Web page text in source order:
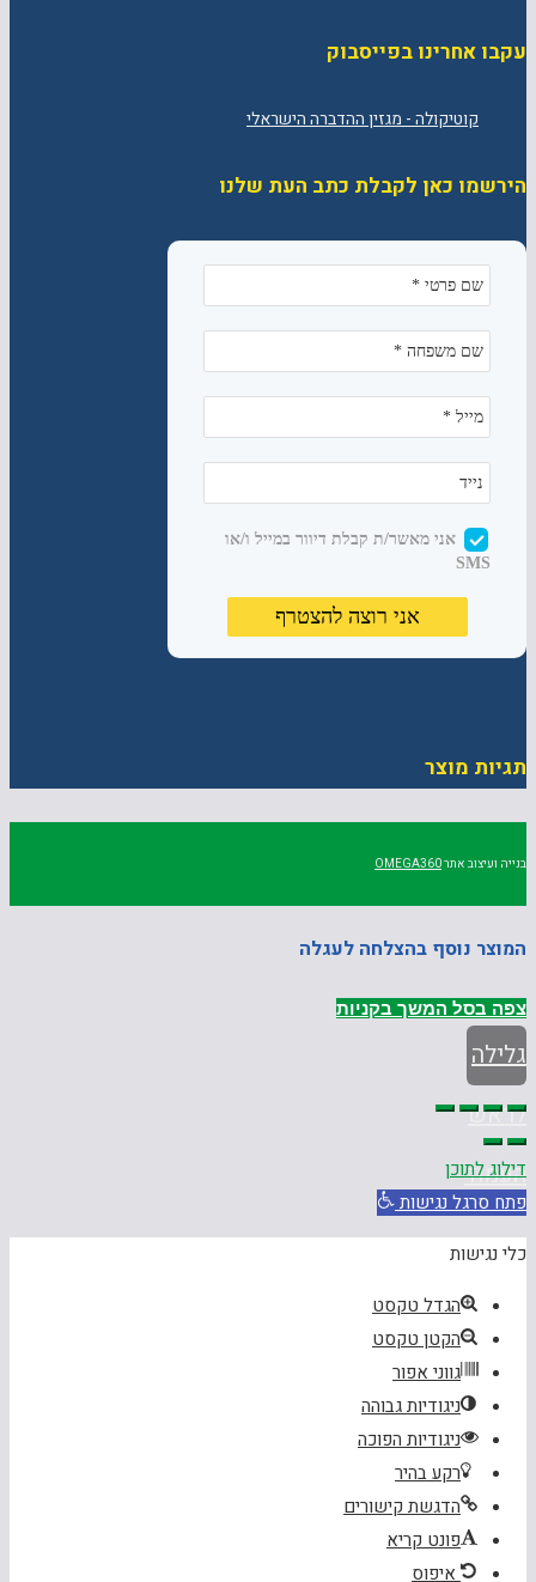
עקבו אחרינו בפייסבוק
הירשמו כאן לקבלת כתב העת שלנו
תגיות מוצר
בנייה ועיצוב אתרOMEGA360
המוצר נוסף בהצלחה לעגלה
צפה בסל המשך בקניות
גלילה
לראש
העמוד
דילוג לתוכן
פתח סרגל נגישות
כלי נגישות
הגדל טקסט
הקטן טקסט
גווני אפור
ניגודיות גבוהה
ניגודיות הפוכה
רקע בהיר
הדגשת קישורים
פונט קריא
איפוס